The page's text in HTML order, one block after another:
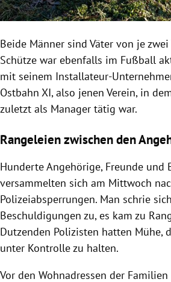
Beide Männer sind Väter von je zwei
Schütze war ebenfalls im Fußball
mit seinem Installateur-
Ostbahn XI, also jenen Verein, in
zuletzt als Manager tätig war.
Rangeleien zwischen den
Hunderte Angehörige, Freunde und
versammelten sich am Mittwoch
Polizeiabsperrungen. Man schrie
Beschuldigungen zu, es kam zu
Dutzenden Polizisten hatten Mühe,
unter Kontrolle zu halten.
Vor den Wohnadressen der Familien